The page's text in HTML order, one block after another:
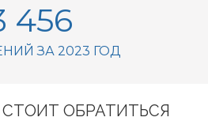
456
ЗА 2023 ГОД
ОБРАТИТЬСЯ